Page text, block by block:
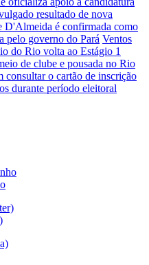
resultado de nova
D'Almeida é confirmada como
pelo governo do Pará Ventos
do Rio volta ao Estágio 1
de clube e pousada no Rio
consultar o cartão de inscrição
durante período eleitoral